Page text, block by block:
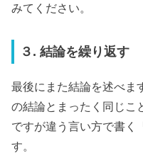
みてください。
３. 結論を繰り返す
最後にまた結論を述べま
の結論とまったく同じこ
ですが違う言い方で書く
す。